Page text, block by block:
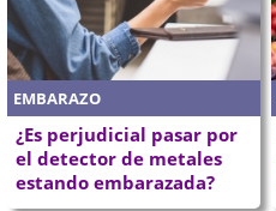
EMBARAZO
¿Es perjudicial pasar por
el detector de metales
estando embarazada?